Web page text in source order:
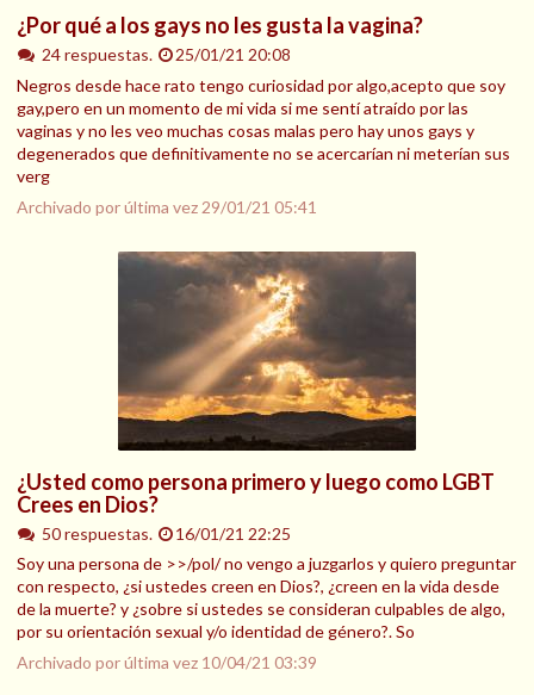
¿Por qué a los gays no les gusta la vagina?
24 respuestas.
25/01/21 20:08
Negros desde hace rato tengo curiosidad por algo,acepto que soy
gay,pero en un momento de mi vida si me sentí atraído por las
vaginas y no les veo muchas cosas malas pero hay unos gays y
degenerados que definitivamente no se acercarían ni meterían sus
verg
Archivado por última vez 29/01/21 05:41
¿Usted como persona primero y luego como LGBT
Crees en Dios?
50 respuestas.
16/01/21 22:25
Soy una persona de >>/pol/ no vengo a juzgarlos y quiero preguntar
con respecto, ¿si ustedes creen en Dios?, ¿creen en la vida desde
de la muerte? y ¿sobre si ustedes se consideran culpables de algo,
por su orientación sexual y/o identidad de género?. So
Archivado por última vez 10/04/21 03:39